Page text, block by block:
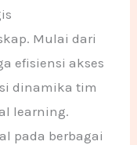
Mulai dari
efisiensi akses
dinamika tim
learning.
pada berbagai